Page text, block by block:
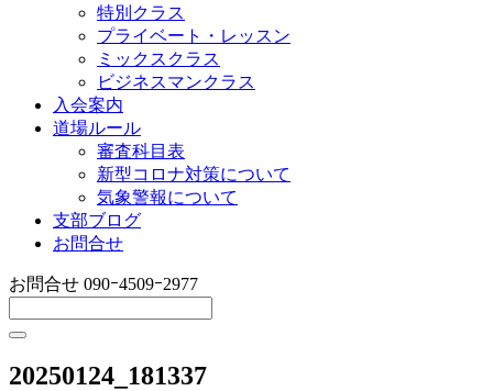
特別クラス
プライベート・レッスン
ミックスクラス
ビジネスマンクラス
入会案内
道場ルール
審査科目表
新型コロナ対策について
気象警報について
支部ブログ
お問合せ
お問合せ 090ｰ4509ｰ2977
20250124_181337